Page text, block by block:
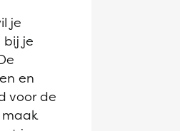
je
je
en
voor de